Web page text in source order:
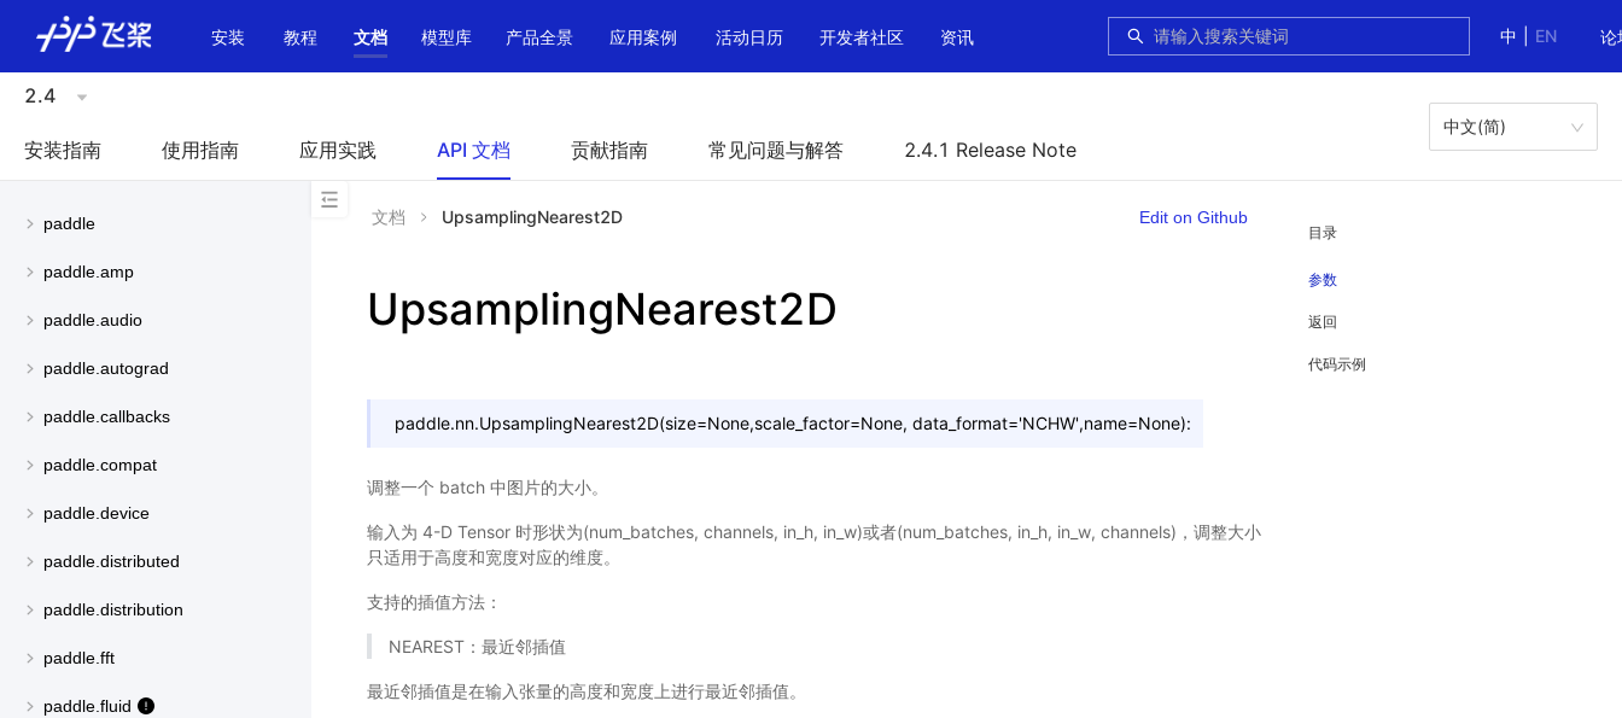
中
EN 论
安装 教程 文档 模型库 产品全景 应用案例 活动日历 开发者社区 资讯
2.4
安装指南 使用指南 应用实践 API 文档 贡献指南 常见问题与解答 2.4.1 Release Note
中文(简)
paddle
paddle.amp
paddle.audio
paddle.autograd
paddle.callbacks
paddle.compat
paddle.device
paddle.distributed
paddle.distribution
paddle.fft
paddle.fluid
目录
参数
返回
代码示例
文档 UpsamplingNearest2D Edit on Github
UpsamplingNearest2D
paddle.nn.UpsamplingNearest2D(size=None,scale_factor=None, data_format='NCHW',name=None):
调整一个 batch 中图片的大小。
输入为 4-D Tensor 时形状为(num_batches, channels, in_h, in_w)或者(num_batches, in_h, in_w, channels)，调整大小
只适用于高度和宽度对应的维度。
支持的插值方法：
NEAREST：最近邻插值
最近邻插值是在输入张量的高度和宽度上进行最近邻插值。